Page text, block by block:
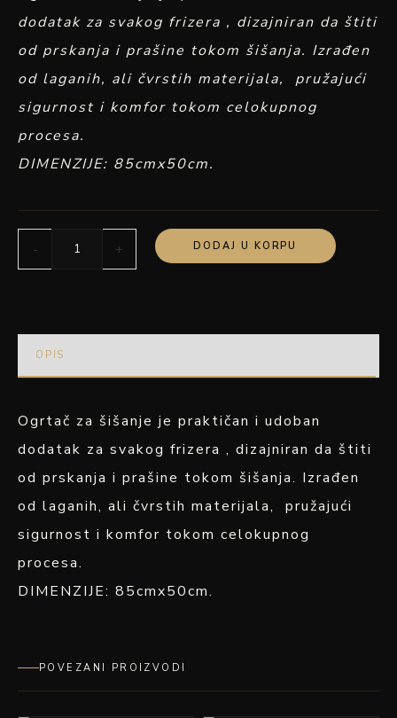
dodatak za svakog frizera , dizajniran da štiti
od prskanja i prašine tokom šišanja. Izrađen
od laganih, ali čvrstih materijala, pružajući
sigurnost i komfor tokom celokupnog
procesa.
DIMENZIJE: 85cmx50cm.
- + DODAJ U KORPU
OPIS
Ogrtač za šišanje je praktičan i udoban
dodatak za svakog frizera , dizajniran da štiti
od prskanja i prašine tokom šišanja. Izrađen
od laganih, ali čvrstih materijala, pružajući
sigurnost i komfor tokom celokupnog
procesa.
DIMENZIJE: 85cmx50cm.
POVEZANI PROIZVODI